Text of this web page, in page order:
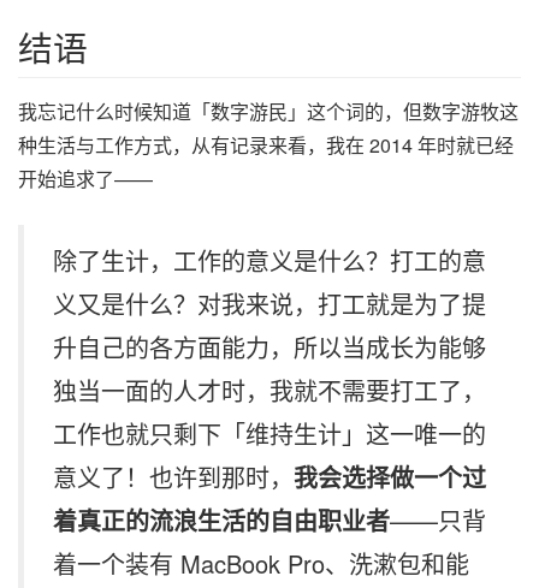
结语
我忘记什么时候知道「数字游民」这个词的，但数字游牧这
种生活与工作方式，从有记录来看，我在 2014 年时就已经
开始追求了——
除了生计，工作的意义是什么？打工的意
义又是什么？对我来说，打工就是为了提
升自己的各方面能力，所以当成长为能够
独当一面的人才时，我就不需要打工了，
工作也就只剩下「维持生计」这一唯一的
意义了！也许到那时， 我会选择做一个过
着真正的流浪生活的自由职业者——只背
着一个装有 MacBook Pro、洗漱包和能